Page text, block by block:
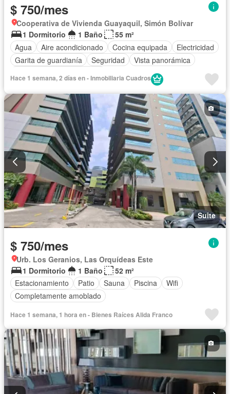
$ 750/mes
Cooperativa de Vivienda Guayaquil, Simón Bolívar
1 Dormitorio
1 Baño
55 m²
Agua
Aire acondicionado Cocina equipada
Electricidad
Garita de guardianía
Seguridad
Vista panorámica
Hace 1 semana, 2 días en - Inmobiliaria Cuadros
Suite
$ 750/mes
Urb. Los Geranios, Las Orquídeas Este
1 Dormitorio
1 Baño
52 m²
Estacionamiento
Patio Sauna Piscina
Wifi
Completamente amoblado
Hace 1 semana, 1 hora en - Bienes Raíces Alida Franco